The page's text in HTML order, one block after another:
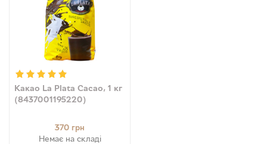
Какао La Plata Cacao, 1 кг
(8437001195220)
370 грн
Немає на складі